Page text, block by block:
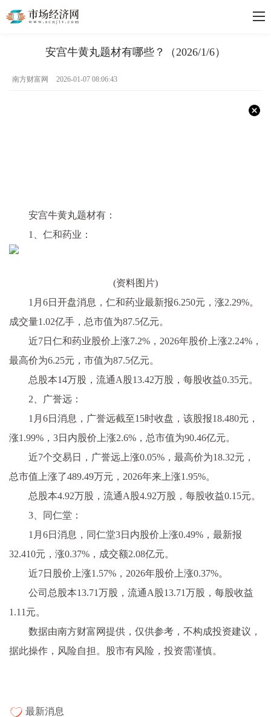
安宫牛黄丸题材有哪些？（2026/1/6）
南方财富网 2026-01-07 08:06:43
安宫牛黄丸题材有：
1、仁和药业：
(资料图片)
1月6日开盘消息，仁和药业最新报6.250元，涨2.29%。
成交量1.02亿手，总市值为87.5亿元。
近7日仁和药业股价上涨7.2%，2026年股价上涨2.24%，
最高价为6.25元，市值为87.5亿元。
总股本14万股，流通A股13.42万股，每股收益0.35元。
2、广誉远：
1月6日消息，广誉远截至15时收盘，该股报18.480元，
涨1.99%，3日内股价上涨2.6%，总市值为90.46亿元。
近7个交易日，广誉远上涨0.05%，最高价为18.32元，
总市值上涨了489.49万元，2026年来上涨1.95%。
总股本4.92万股，流通A股4.92万股，每股收益0.15元。
3、同仁堂：
1月6日消息，同仁堂3日内股价上涨0.49%，最新报
32.410元，涨0.37%，成交额2.08亿元。
近7日股价上涨1.57%，2026年股价上涨0.37%。
公司总股本13.71万股，流通A股13.71万股，每股收益
1.11元。
数据由南方财富网提供，仅供参考，不构成投资建议，
据此操作，风险自担。股市有风险，投资需谨慎。
最新消息